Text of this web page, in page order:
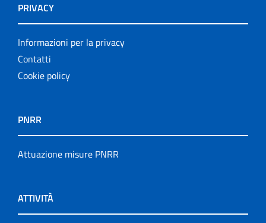
PRIVACY
Informazioni per la privacy
Contatti
Cookie policy
PNRR
Attuazione misure PNRR
ATTIVITÀ